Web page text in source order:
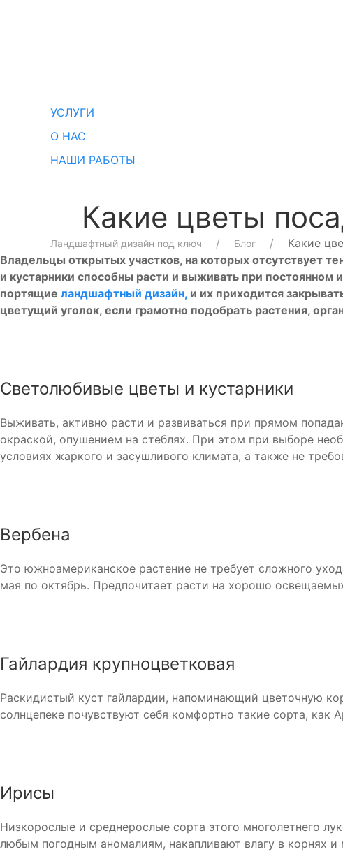
УСЛУГИ
О НАС
НАШИ РАБОТЫ
Какие цветы
Ландшафтный дизайн под ключ Блог
Какие
Владельцы открытых участков, на которых отсутствует
и кустарники способны расти и выживать при
портящие ландшафтный дизайн, и их приходится
цветущий уголок, если грамотно подобрать растения,
Светолюбивые цветы и кустарники
Выживать, активно расти и развиваться при прямом
окраской, опушением на стеблях. При этом при выборе
условиях жаркого и засушливого климата, а также не
Вербена
Это южноамериканское растение не требует сложного
мая по октябрь. Предпочитает расти на хорошо
Гайлардия крупноцветковая
Раскидистый куст гайлардии, напоминающий цветочную
солнцепеке почувствуют себя комфортно такие сорта, как
Ирисы
Низкорослые и среднерослые сорта этого многолетнего
любым погодным аномалиям, накапливают влагу в корнях и